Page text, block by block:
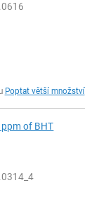
Poptat větší množství
ppm of BHT